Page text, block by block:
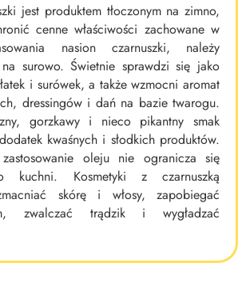
jest produktem tłoczonym na zimno,
cenne właściwości zachowane w
nasion czarnuszki, należy
surowo. Świetnie sprawdzi się jako
i surówek, a także wzmocni aromat
dressingów i dań na bazie twarogu.
gorzkawy i nieco pikantny smak
kwaśnych i słodkich produktów.
oleju nie ogranicza się
kuchni. Kosmetyki z czarnuszką
skórę i włosy, zapobiegać
zwalczać trądzik i wygładzać